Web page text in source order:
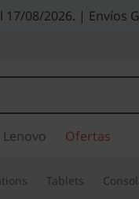
08/2026. |
Ofertas
Tablets